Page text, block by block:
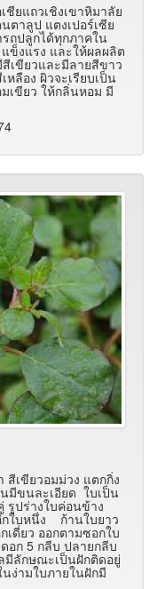
ชียแถวเชิงเขาหิมาลัย
ตาลูป แตงเปอร์เซีย
รถปลูกได้ทุกภาคใน
ข็งแรง และให้ผลผลิต
เขียวและมีลายสีขาว
หลือง ผิวจะเรียบเป็น
เขียว ให้กลิ่นหอม มี
เขียวอมม่วง แตกกิ่ง
มีขนละเอียด ใบเป็น
รูปร่างใบค่อนข้าง
กใบหนึ่ง ก้านใบยาว
ดี่ยว ออกตามซอกใบ
อก 5 กลีบ ปลายกลีบ
มีลักษณะเป็นฝักติดอยู่
ง่ามใบภายในฝักมี